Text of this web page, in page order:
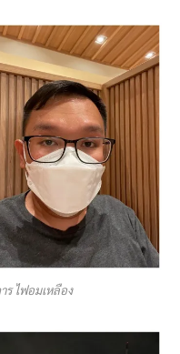
ร ไฟอมเหลือง